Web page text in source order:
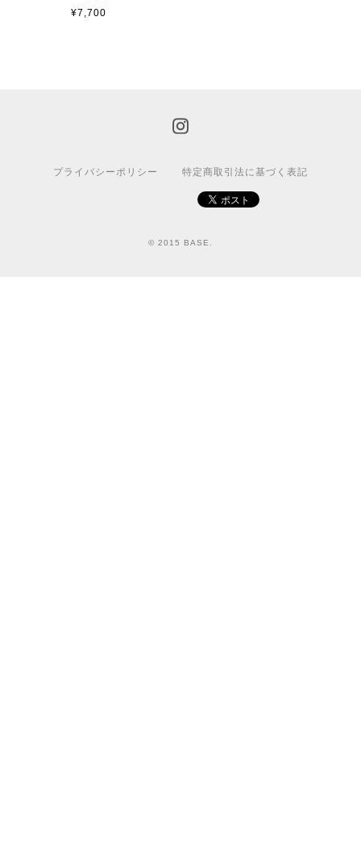
¥7,700
プライバシーポリシー 特定商取引法に基づく表記
© 2015 BASE.